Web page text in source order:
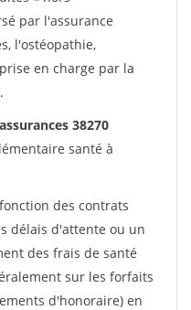
par l'assurance
l'ostéopathie,
en charge par la
.
38270
santé à
des contrats
délais d'attente ou un
des frais de santé
sur les forfaits
d'honoraire) en